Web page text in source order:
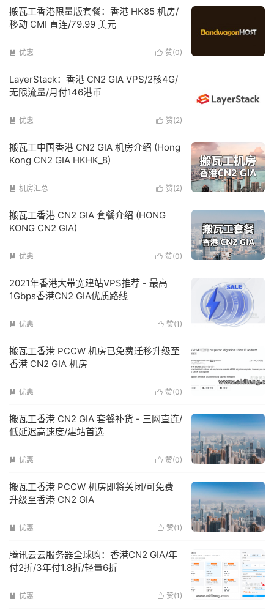
搬瓦工香港限量版套餐：香港 HK85 机房/
移动 CMI 直连/79.99 美元
 赞(0)
 优惠
LayerStack：香港 CN2 GIA VPS/2核4G/
无限流量/月付146港币
 赞(2)
 优惠
搬瓦工中国香港 CN2 GIA 机房介绍 (Hong
Kong CN2 GIA HKHK_8)
 赞(2)
 机房汇总
搬瓦工香港 CN2 GIA 套餐介绍 (HONG
KONG CN2 GIA)
 赞(0)
 优惠
2021年香港大带宽建站VPS推荐 - 最高
1Gbps香港CN2 GIA优质路线
 赞(1 )
 优惠
搬瓦工香港 PCCW 机房已免费迁移升级至
香港 CN2 GIA 机房
 赞(0)
 优惠
搬瓦工香港 CN2 GIA 套餐补货 - 三网直连/
低延迟高速度/建站首选
 赞(0)
 优惠
搬瓦工香港 PCCW 机房即将关闭/可免费
升级至香港 CN2 GIA
 赞(1 )
 优惠
腾讯云云服务器全球购：香港CN2 GIA/年
付2折/3年付1.8折/轻量6折
 赞(1 )
 优惠